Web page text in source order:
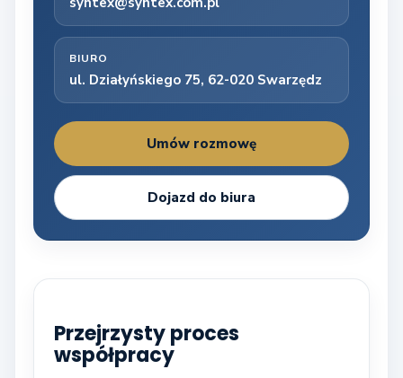
BIURO
ul. Działyńskiego 75, 62-020 Swarzędz
Umów rozmowę
Dojazd do biura
Przejrzysty proces
współpracy